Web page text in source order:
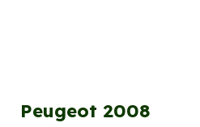
Peugeot 2008